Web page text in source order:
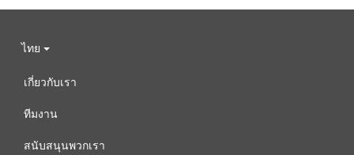
ไทย
เกี่ยวกับเรา
ทีมงาน
สนับสนุนพวกเรา